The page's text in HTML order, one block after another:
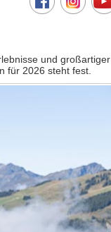
und großartiger
für 2026 steht fest.